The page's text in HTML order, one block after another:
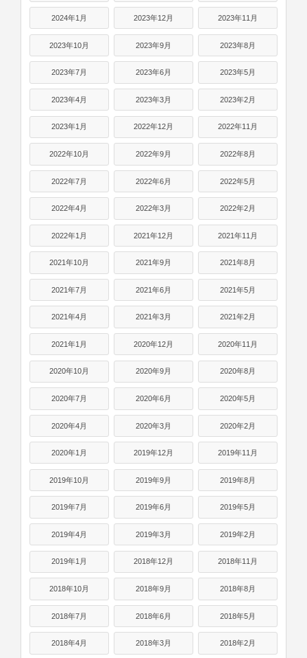
2024年1月 2023年12月 2023年11月
2023年10月 2023年9月 2023年8月
2023年7月 2023年6月 2023年5月
2023年4月 2023年3月 2023年2月
2023年1月 2022年12月 2022年11月
2022年10月 2022年9月 2022年8月
2022年7月 2022年6月 2022年5月
2022年4月 2022年3月 2022年2月
2022年1月 2021年12月 2021年11月
2021年10月 2021年9月 2021年8月
2021年7月 2021年6月 2021年5月
2021年4月 2021年3月 2021年2月
2021年1月 2020年12月 2020年11月
2020年10月 2020年9月 2020年8月
2020年7月 2020年6月 2020年5月
2020年4月 2020年3月 2020年2月
2020年1月 2019年12月 2019年11月
2019年10月 2019年9月 2019年8月
2019年7月 2019年6月 2019年5月
2019年4月 2019年3月 2019年2月
2019年1月 2018年12月 2018年11月
2018年10月 2018年9月 2018年8月
2018年7月 2018年6月 2018年5月
2018年4月 2018年3月 2018年2月